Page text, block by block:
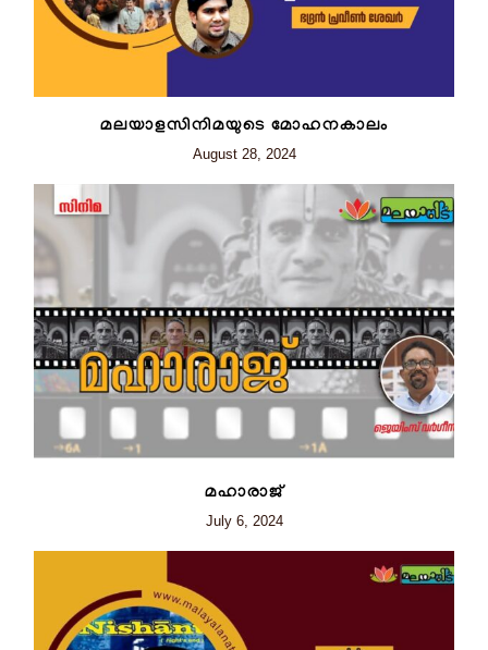
മലയാളസിനിമയുടെ മോഹനകാലം
August 28, 2024
മഹാരാജ്
July 6, 2024